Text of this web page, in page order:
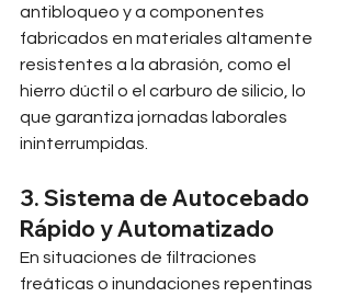
antibloqueo y a componentes
fabricados en materiales altamente
resistentes a la abrasión, como el
hierro dúctil o el carburo de silicio, lo
que garantiza jornadas laborales
ininterrumpidas.
3. Sistema de Autocebado
Rápido y Automatizado
En situaciones de filtraciones
freáticas o inundaciones repentinas